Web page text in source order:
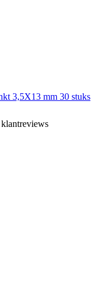
3,5X13 mm 30 stuks